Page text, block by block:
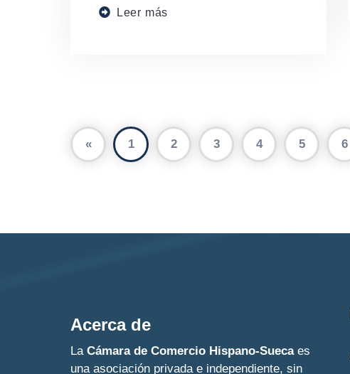
Leer más
« 1 2 3 4 5 6
Acerca de
La Cámara de Comercio Hispano-Suecaes
una asociación privada e independiente, sin